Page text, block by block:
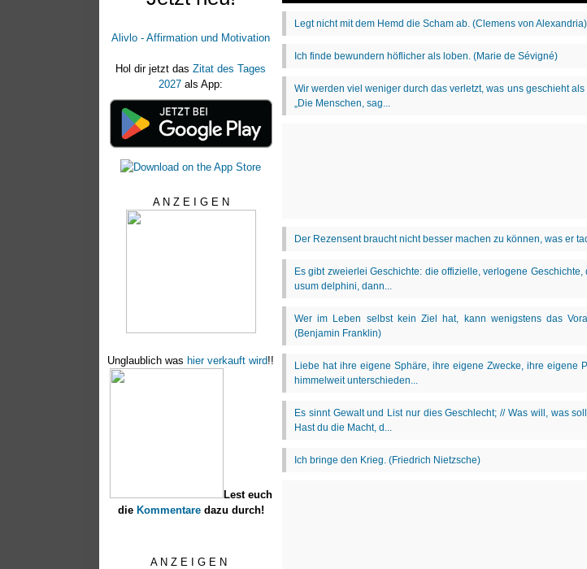
Alivlo - Affirmation und Motivation
Hol dir jetzt das Zitat des Tages
2027 als App:
A N Z E I G E N
Unglaublich was hier verkauft wird!!
Lest euch
die Kommentaredazu durch!
A N Z E I G E N